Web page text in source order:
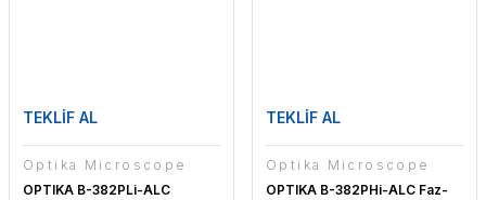
TEKLİF AL
Optika Microscope
OPTIKA B-382PLi-ALC
TEKLİF AL
Optika Microscope
OPTIKA B-382PHi-ALC Faz-